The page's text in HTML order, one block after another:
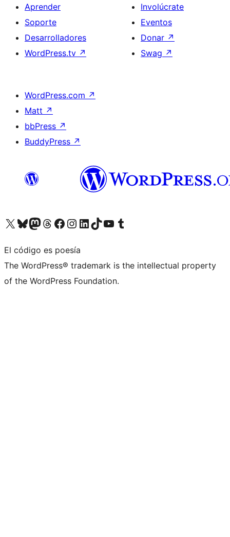
Aprender
Soporte
Desarrolladores
WordPress.tv ↗
Involúcrate
Eventos
Donar ↗
Swag ↗
WordPress.com ↗
Matt ↗
bbPress ↗
BuddyPress ↗
Visita nuestra cuenta de X (anteriormente Twitter)
Visita nuestra cuenta de Bluesky
Visita nuestra cuenta de Mastodon
Visita nuestra cuenta de Threads
Visita nuestra página de Facebook
Visita nuestra cuenta de Instagram
Visita nuestra cuenta de LinkedIn
Visita nuestra cuenta de TikTok
Visita nuestro canal de YouTube
Visita nuestra cuenta de Tumblr
El código es poesía
The WordPress® trademark is the intellectual property
of the WordPress Foundation.